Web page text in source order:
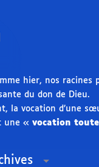
hier, nos racines
du don de Dieu.
la vocation d’une
une « vocation